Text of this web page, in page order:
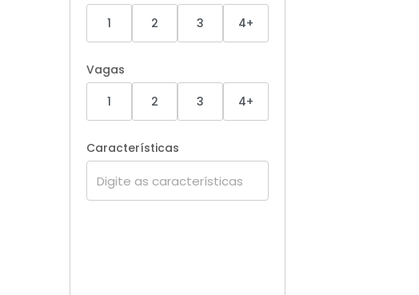
1
2 3 4+
Vagas
1
2 3 4+
Características